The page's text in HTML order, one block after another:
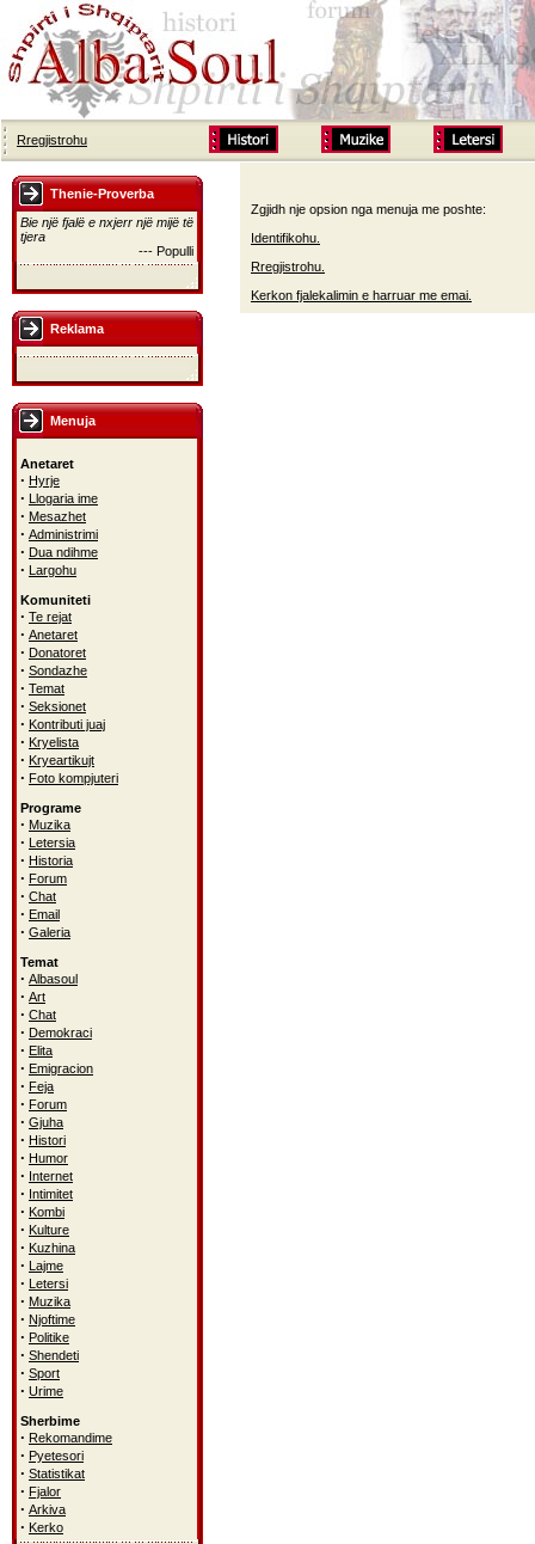
Rregjistrohu
Thenie-Proverba
Bie një fjalë e nxjerr një mijë të
tjera
--- Populli
Reklama
Menuja
Anetaret
· Hyrje
· Llogaria ime
· Mesazhet
· Administrimi
· Dua ndihme
· Largohu
Komuniteti
· Te rejat
· Anetaret
· Donatoret
· Sondazhe
· Temat
· Seksionet
· Kontributi juaj
· Kryelista
· Kryeartikujt
· Foto kompjuteri
Programe
· Muzika
· Letersia
· Historia
· Forum
· Chat
· Email
· Galeria
Temat
· Albasoul
· Art
· Chat
· Demokraci
· Elita
· Emigracion
· Feja
· Forum
· Gjuha
· Histori
· Humor
· Internet
· Intimitet
· Kombi
· Kulture
· Kuzhina
· Lajme
· Letersi
· Muzika
· Njoftime
· Politike
· Shendeti
· Sport
· Urime
Sherbime
· Rekomandime
· Pyetesori
· Statistikat
· Fjalor
· Arkiva
· Kerko
Zgjidh nje opsion nga menuja me poshte:
Identifikohu.
Rregjistrohu.
Kerkon fjalekalimin e harruar me emai.